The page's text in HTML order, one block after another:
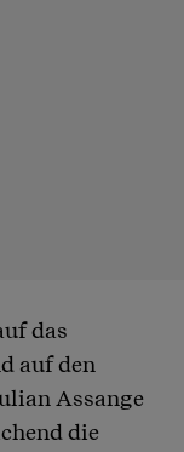
das
auf den
Assange
die